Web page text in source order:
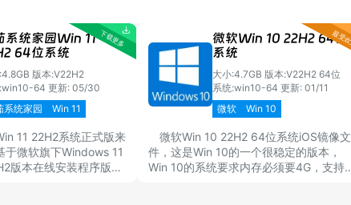
系统家园Win 11
64位系统
版本:V22H2
64 更新: 05/30
系统家园
Win 11
11 22H2系统正式版来
于微软旗下Windows 11
版本在线安装程序版
微软Win 10 22H2 64位
系统
大小:4.7GB 版本:V22H2 64位
系统:win10-64 更新: 01/11
微软
Win 10
微软Win 10 22H2 64位系统iOS镜像文
件，这是Win 10的一个很稳定的版本，
Win 10的系统要求内存必须要4G，支持